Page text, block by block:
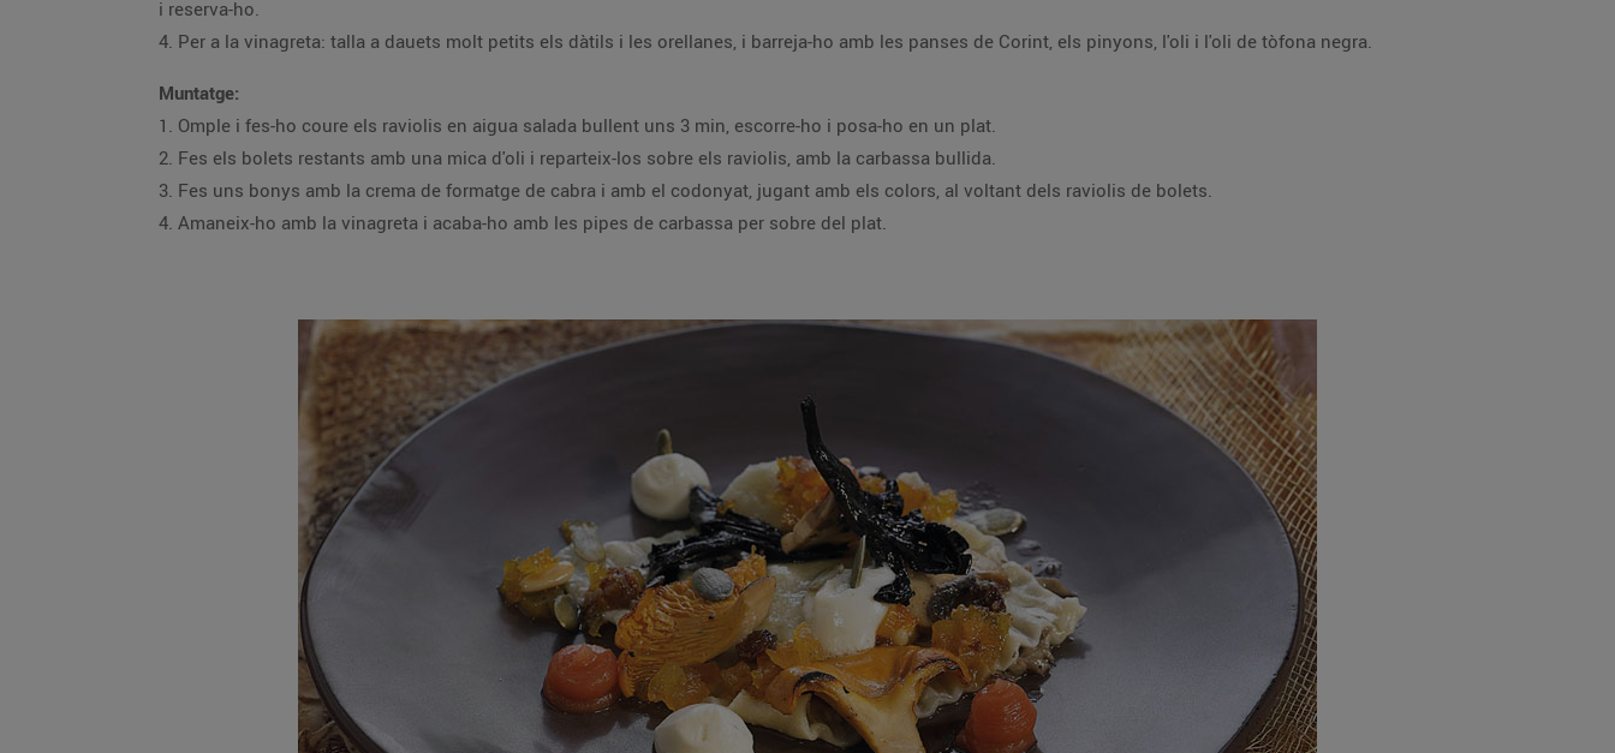
i reserva-ho.
4. Per a la vinagreta: talla a dauets molt petits els dàtils i les orellanes, i barreja-ho amb les panses de Corint, els pinyons, l'oli i l'oli de tòfona negra.
Muntatge:
1. Omple i fes-ho coure els raviolis en aigua salada bullent uns 3 min, escorre-ho i posa-ho en un plat.
2. Fes els bolets restants amb una mica d'oli i reparteix-los sobre els raviolis, amb la carbassa bullida.
3. Fes uns bonys amb la crema de formatge de cabra i amb el codonyat, jugant amb els colors, al voltant dels raviolis de bolets.
4. Amaneix-ho amb la vinagreta i acaba-ho amb les pipes de carbassa per sobre del plat.